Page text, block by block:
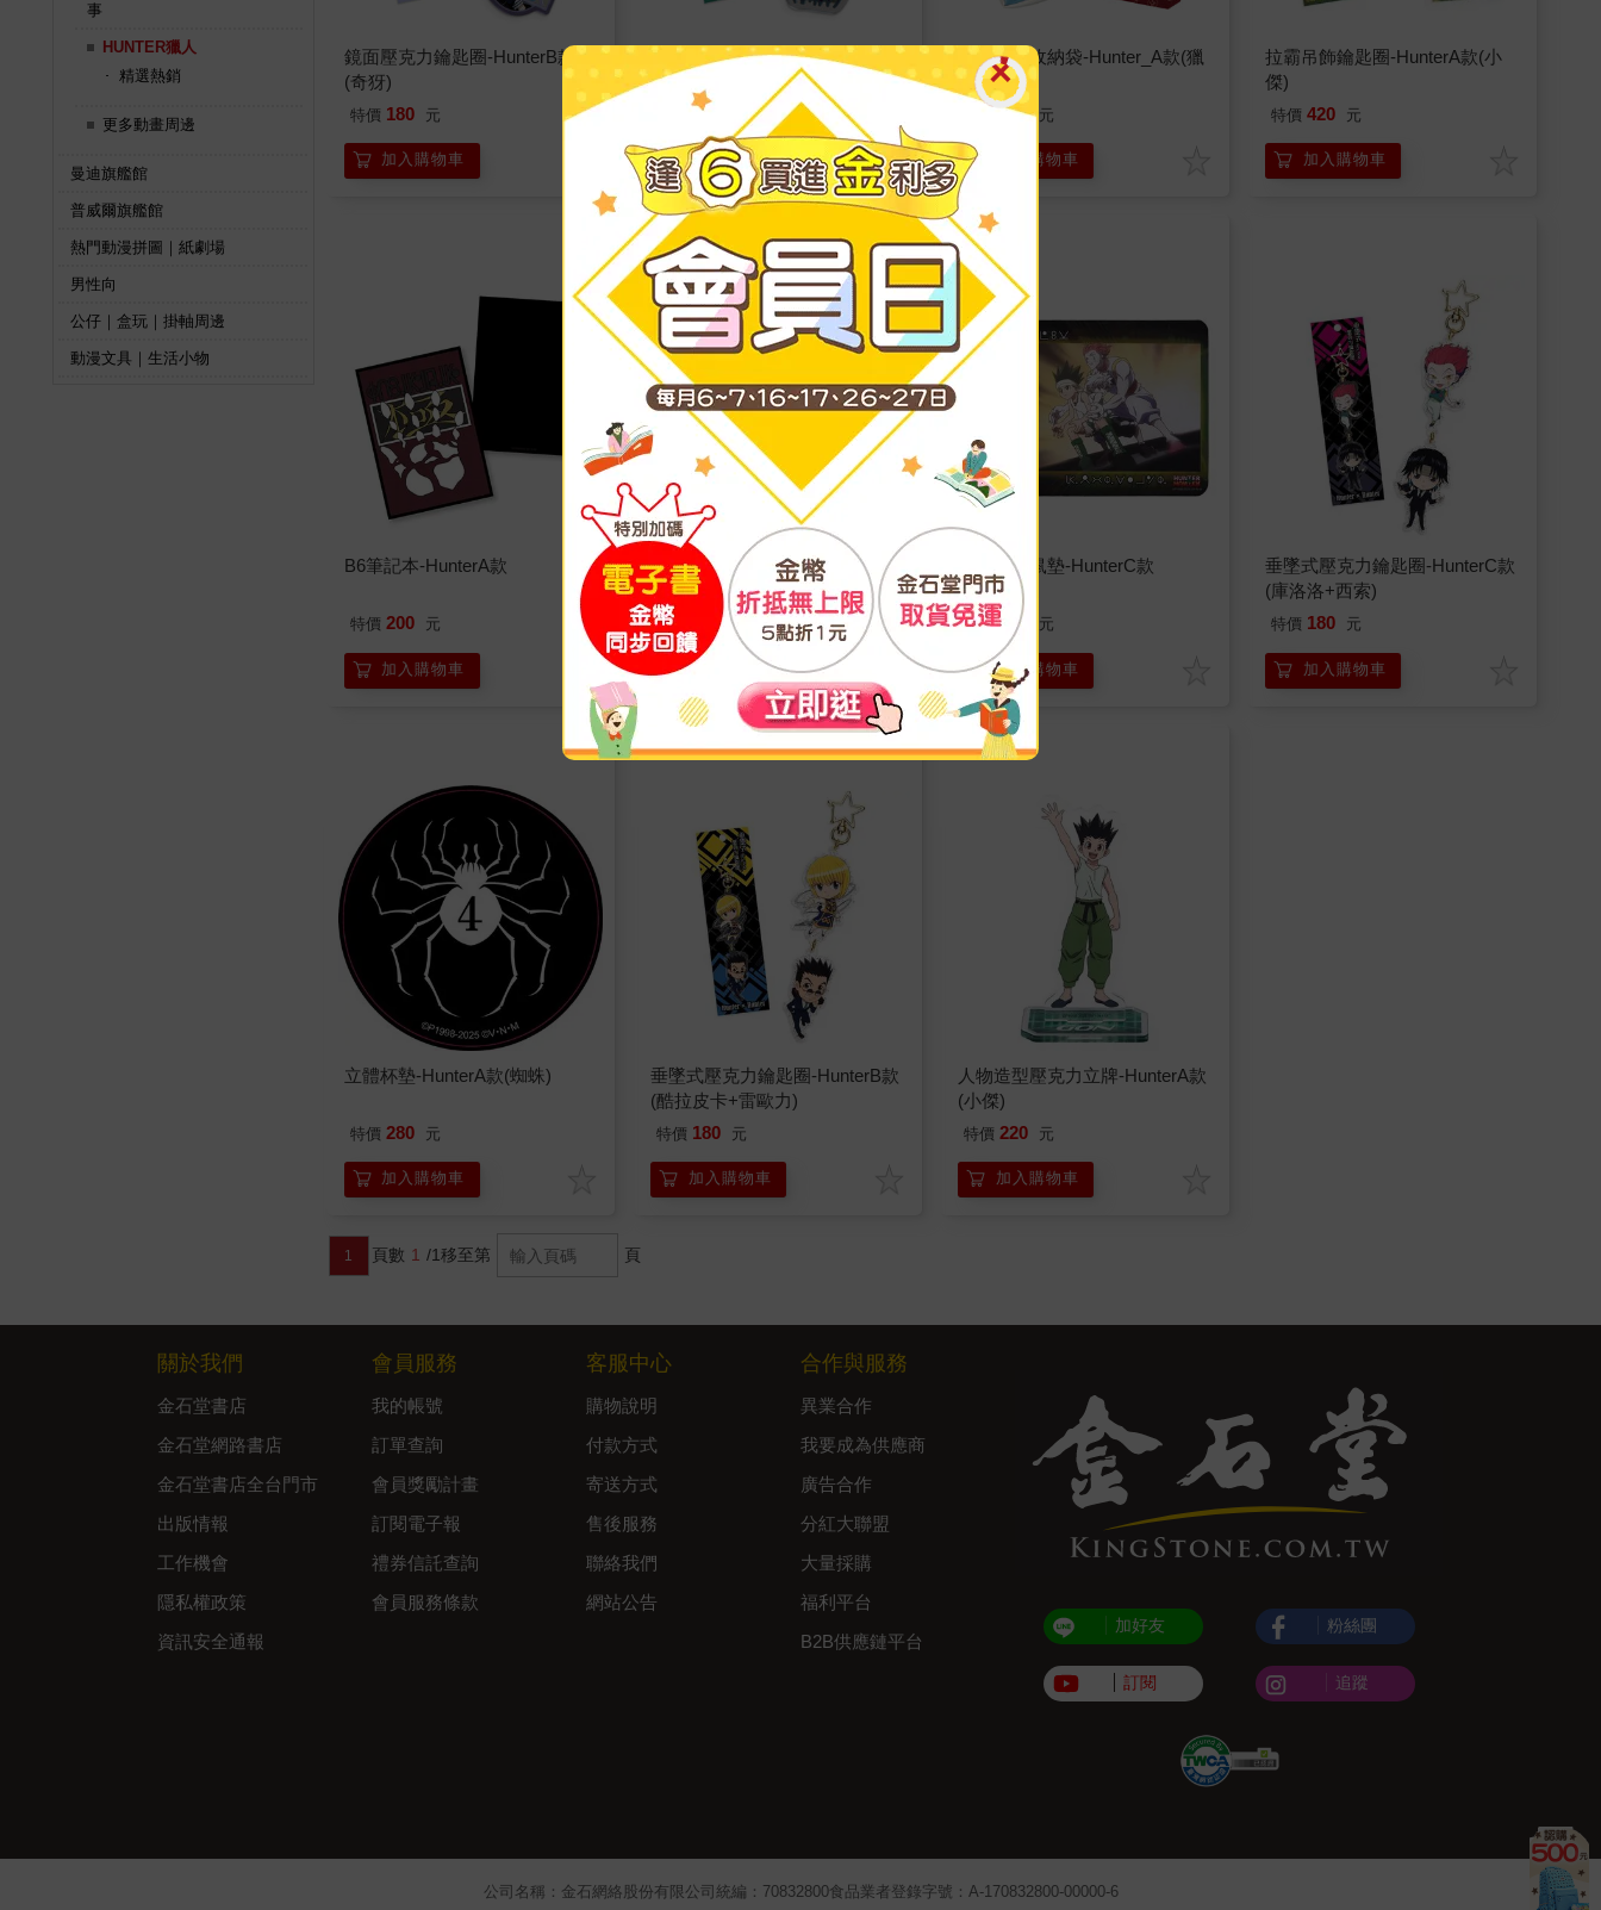
事
HUNTER獵人
精選熱銷
更多動畫周邊
曼迪旗艦館
普威爾旗艦館
熱門動漫拼圖｜紙劇場
男性向
公仔｜盒玩｜掛軸周邊
動漫文具｜生活小物
鏡面壓克力鑰匙圈-HunterB款
(奇犽)
特價 180 元
加入購物車
鏡面壓克力鑰匙圈-HunterC款
(蟻王)
180 元
加入購物車
造型隨身收納袋-Hunter_A款(獵
人執照)
600 元
加入購物車
拉霸吊飾鑰匙圈-HunterA款(小
傑)
特價 420 元
加入購物車
B6筆記本-HunterA款
特價 200 元
加入購物車
金屬造型徽章-HunterB款(二級
執照)
特價 180 元
加入購物車
電競級滑鼠墊-HunterC款
特價 180 元
加入購物車
垂墜式壓克力鑰匙圈-HunterC款
(庫洛洛+西索)
特價 180 元
加入購物車
立體杯墊-HunterA款(蜘蛛)
特價 280 元
加入購物車
垂墜式壓克力鑰匙圈-HunterB款
(酷拉皮卡+雷歐力)
特價 180 元
加入購物車
人物造型壓克力立牌-HunterA款
(小傑)
特價 220 元
加入購物車
1 頁數 1 /1移至第 頁
關於我們
金石堂書店
金石堂網路書店
金石堂書店全台門市
出版情報
工作機會
隱私權政策
資訊安全通報
會員服務
我的帳號
訂單查詢
會員獎勵計畫
訂閱電子報
禮券信託查詢
會員服務條款
客服中心
購物說明
付款方式
寄送方式
售後服務
聯絡我們
網站公告
合作與服務
異業合作
我要成為供應商
廣告合作
分紅大聯盟
大量採購
福利平台
B2B供應鏈平台
加好友
訂閱
粉絲團
追蹤
公司名稱：金石網絡股份有限公司 統編：70832800食品業者登錄字號：A-170832800-00000-6